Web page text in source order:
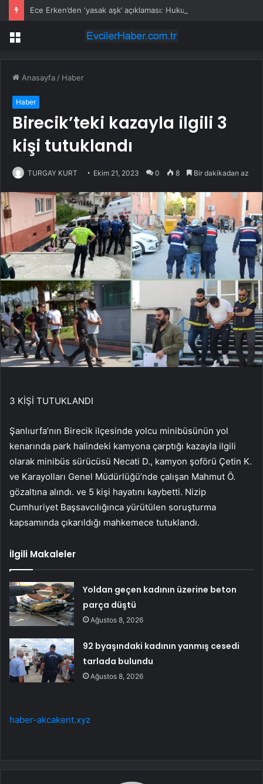
Menü
Anasayfa / Haber
Haber
Birecik’teki kazayla ilgili 3
kişi tutuklandı
TURGAY KURT Ekim 21, 2023 0 8 Bir dakikadan az
3 KİŞİ TUTUKLANDI
Şanlıurfa’nın Birecik ilçesinde yolcu minibüsünün yol
kenarında park halindeki kamyona çarptığı kazayla ilgili
olarak minibüs sürücüsü Necati D., kamyon şoförü Çetin K.
ve Karayolları Genel Müdürlüğü’nde çalışan Mahmut Ö.
gözaltına alındı. ve 5 kişi hayatını kaybetti. Nizip
Cumhuriyet Başsavcılığınca yürütülen soruşturma
kapsamında çıkarıldığı mahkemece tutuklandı.
İlgili Makaleler
Yoldan geçen kadının üzerine beton
parça düştü
Ağustos 8, 2026
92 byaşındaki kadının yanmış cesedi
tarlada bulundu
Ağustos 8, 2026
haber-akcakent.xyz